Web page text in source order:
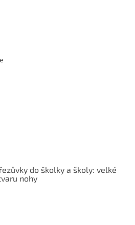
do školky a školy: velké
nohy